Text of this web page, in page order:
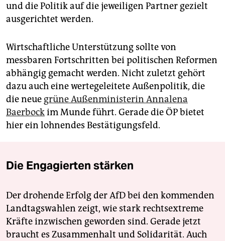
und die Politik auf die jeweiligen Partner gezielt
ausgerichtet werden.
Wirtschaftliche Unterstützung sollte von
messbaren Fortschritten bei politischen Reformen
abhängig gemacht werden. Nicht zuletzt gehört
dazu auch eine wertegeleitete Außenpolitik, die
die neue grüne Außenministerin Annalena
Baerbockim Munde führt. Gerade die ÖP bietet
hier ein lohnendes Bestätigungsfeld.
Die Engagierten stärken
Der drohende Erfolg der AfD bei den kommenden
Landtagswahlen zeigt, wie stark rechtsextreme
Kräfte inzwischen geworden sind. Gerade jetzt
braucht es Zusammenhalt und Solidarität. Auch